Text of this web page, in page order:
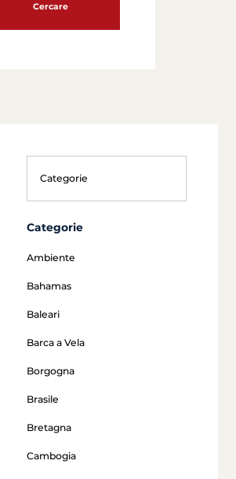
Cercare
Categorie
Ambiente
Bahamas
Baleari
Barca a Vela
Borgogna
Brasile
Bretagna
Cambogia